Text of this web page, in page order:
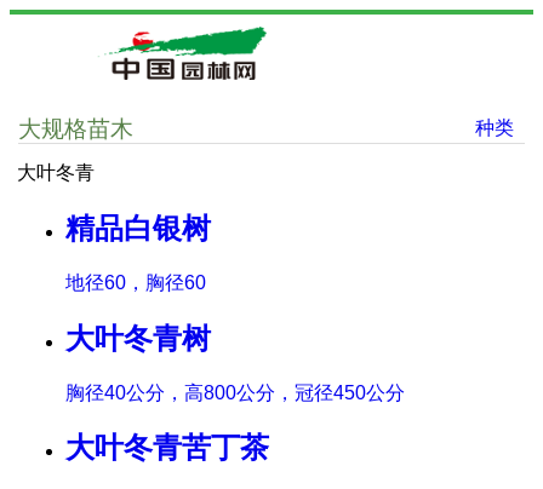
大规格苗木 种类
大叶冬青
精品白银树
地径60，胸径60
大叶冬青树
胸径40公分，高800公分，冠径450公分
大叶冬青苦丁茶